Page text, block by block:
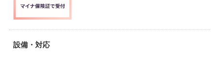
設備・対応